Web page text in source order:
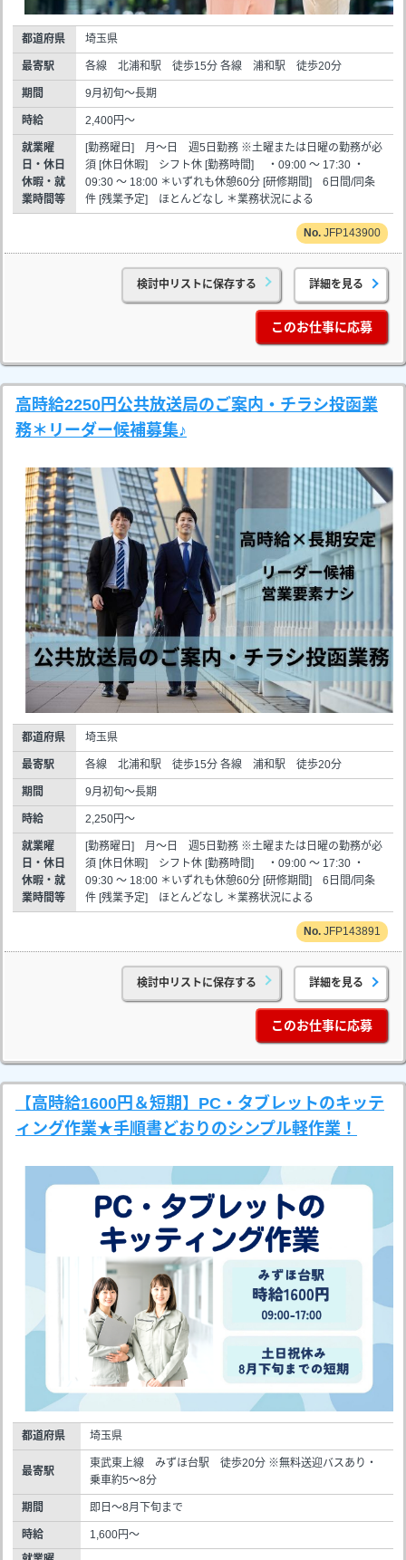
都道府県 埼玉県
最寄駅 各線 北浦和駅 徒歩15分 各線 浦和駅 徒歩20分
期間 9月初旬～長期
時給 2,400円～
就業曜
日・休日
休暇・就
業時間等
[勤務曜日] 月～日 週5日勤務 ※土曜または日曜の勤務が必
須 [休日休暇] シフト休 [勤務時間] ・09:00 ～ 17:30 ・
09:30 ～ 18:00 ＊いずれも休憩60分 [研修期間] 6日間/同条
件 [残業予定] ほとんどなし ＊業務状況による
JFP143900
検討中リストに保存する 詳細を見る
このお仕事に応募
高時給2250円公共放送局のご案内・チラシ投函業
務＊リーダー候補募集♪
都道府県 埼玉県
最寄駅 各線 北浦和駅 徒歩15分 各線 浦和駅 徒歩20分
期間 9月初旬～長期
時給 2,250円～
就業曜
日・休日
休暇・就
業時間等
[勤務曜日] 月～日 週5日勤務 ※土曜または日曜の勤務が必
須 [休日休暇] シフト休 [勤務時間] ・09:00 ～ 17:30 ・
09:30 ～ 18:00 ＊いずれも休憩60分 [研修期間] 6日間/同条
件 [残業予定] ほとんどなし ＊業務状況による
JFP143891
検討中リストに保存する 詳細を見る
このお仕事に応募
【高時給1600円＆短期】PC・タブレットのキッテ
ィング作業★手順書どおりのシンプル軽作業！
都道府県 埼玉県
最寄駅
東武東上線 みずほ台駅 徒歩20分 ※無料送迎バスあり・
乗車約5～8分
期間 即日～8月下旬まで
時給
1,600円～